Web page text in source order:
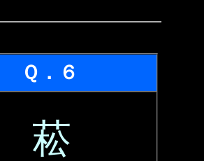
Ｑ．６
菘